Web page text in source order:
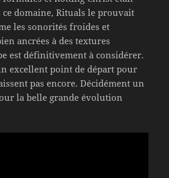
ce domaine, Rituals le prouvait
les sonorités froides et
ancrées à des textures
est définitivement à considérer.
excellent point de départ pour
pas encore. Décidément un
la belle grande évolution